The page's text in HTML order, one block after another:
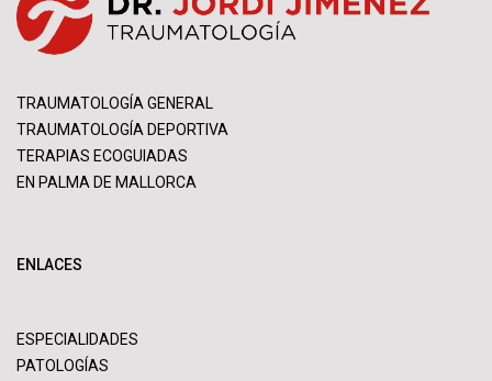
TRAUMATOLOGÍA GENERAL
TRAUMATOLOGÍA DEPORTIVA
TERAPIAS ECOGUIADAS
EN PALMA DE MALLORCA
ENLACES
ESPECIALIDADES
PATOLOGÍAS